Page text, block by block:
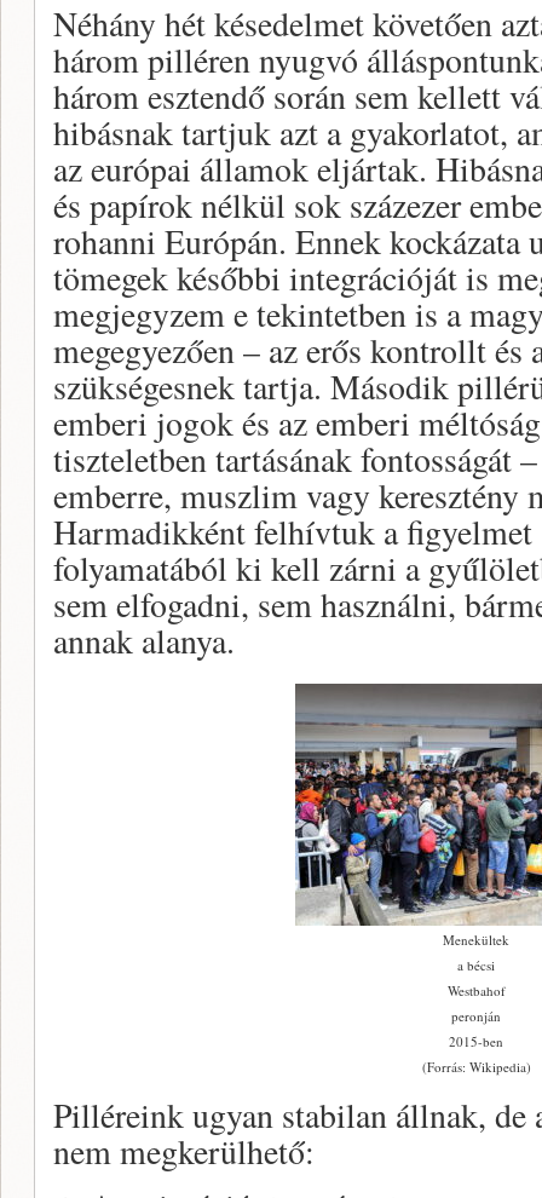
Néhány hét késedelmet követően
három pilléren nyugvó
három esztendő során sem kellett
hibásnak tartjuk azt a gyakorlatot,
az európai államok eljártak.
és papírok nélkül sok százezer
rohanni Európán. Ennek kockázata
tömegek későbbi integrációját is
megjegyzem e tekintetben is a
megegyezően – az erős kontrollt és
szükségesnek tartja. Második
emberi jogok és az emberi
tiszteletben tartásának fontosságát
emberre, muszlim vagy keresztény
Harmadikként felhívtuk a
folyamatából ki kell zárni a
sem elfogadni, sem használni,
annak alanya.
Menekültek
a bécsi
Westbahof
peronján
2015-ben
(Forrás: Wikipedia)
Pilléreink ugyan stabilan állnak, de
nem megkerülhető: